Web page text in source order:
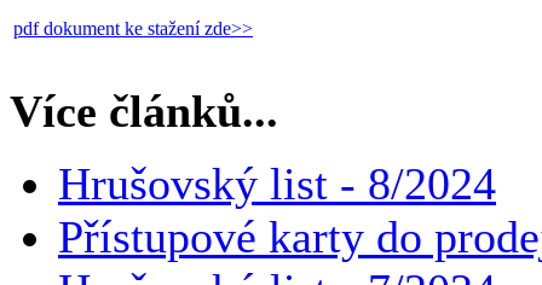
pdf dokument ke stažení zde>>
Více článků...
Hrušovský list - 8/2024
Přístupové karty do